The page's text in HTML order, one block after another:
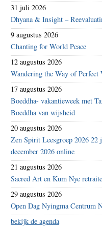
31 juli 2026
Dhyana & Insight –
9 augustus 2026
Chanting for World Peace
12 augustus 2026
Wandering the Way of Perfect
17 augustus 2026
Boeddha- vakantieweek met
Boeddha van wijsheid
20 augustus 2026
Zen Spirit Leesgroep 2026 22
december 2026 online
21 augustus 2026
Sacred Art en Kum Nye retraite
29 augustus 2026
Open Dag Nyingma Centrum
bekijk de agenda